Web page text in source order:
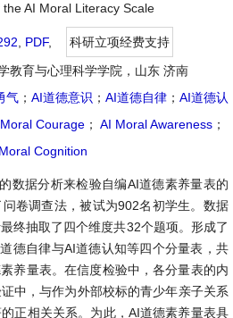
AI Moral Literacy Scale
PDF,
科研立项经费支持
教育与心理科学学院，山东 济南
气 ； AI道德意识 ； AI道德自律 ； AI道德认
Courage ； AI Moral Awareness ；
Cognition
数据分析来检验自编AI道德素养量表的
卷调查法，被试为902名初学生。数据
终抽取了四个维度共32个题项。形成了
德自律与AI道德认知等四个分量表，共
养量表。在信度检验中，各分量表的内
中，与作为外部校标的青少年亲子关系
正相关关系。为此，AI道德素养量表具